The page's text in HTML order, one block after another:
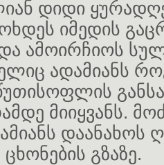
დიდი
იმედის
ამოირჩიოს
ადამიანს
მიიყვანს.
დაანახოს
გზაზე.